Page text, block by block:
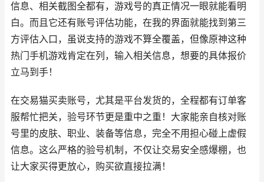
信息、相关截图全都有，游戏号的真正情况一眼就能看明
白。而且它还有账号评估功能，在我的界面就能找到第三
方评估入口，虽说支持的游戏不算全覆盖，但像原神这种
热门手机游戏肯定在列，输入相关信息，想要的具体报价
立马到手！
在交易猫买卖账号，尤其是平台发货的，全程都有订单客
服帮忙把关，验号环节更是重中之重！大家能亲自核对账
号里的皮肤、职业、装备等信息，完全不用担心碰上虚假
信息。这么严格的验号机制，不仅让交易安全感爆棚，也
让大家买得更放心，购买欲直接拉满！